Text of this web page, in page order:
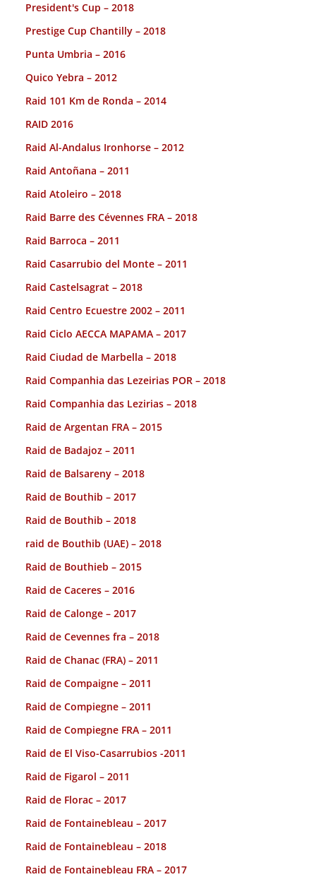
President's Cup – 2018
Prestige Cup Chantilly – 2018
Punta Umbria – 2016
Quico Yebra – 2012
Raid 101 Km de Ronda – 2014
RAID 2016
Raid Al-Andalus Ironhorse – 2012
Raid Antoñana – 2011
Raid Atoleiro – 2018
Raid Barre des Cévennes FRA – 2018
Raid Barroca – 2011
Raid Casarrubio del Monte – 2011
Raid Castelsagrat – 2018
Raid Centro Ecuestre 2002 – 2011
Raid Ciclo AECCA MAPAMA – 2017
Raid Ciudad de Marbella – 2018
Raid Companhia das Lezeirias POR – 2018
Raid Companhia das Lezirias – 2018
Raid de Argentan FRA – 2015
Raid de Badajoz – 2011
Raid de Balsareny – 2018
Raid de Bouthib – 2017
Raid de Bouthib – 2018
raid de Bouthib (UAE) – 2018
Raid de Bouthieb – 2015
Raid de Caceres – 2016
Raid de Calonge – 2017
Raid de Cevennes fra – 2018
Raid de Chanac (FRA) – 2011
Raid de Compaigne – 2011
Raid de Compiegne – 2011
Raid de Compiegne FRA – 2011
Raid de El Viso-Casarrubios -2011
Raid de Figarol – 2011
Raid de Florac – 2017
Raid de Fontainebleau – 2017
Raid de Fontainebleau – 2018
Raid de Fontainebleau FRA – 2017